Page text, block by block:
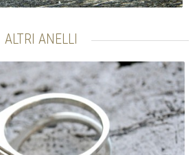
ALTRI ANELLI